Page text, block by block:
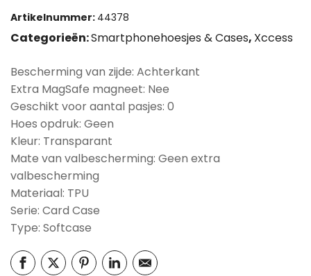
Artikelnummer: 44378
Categorieën:Smartphonehoesjes & Cases, Xccess
Bescherming van zijde: Achterkant
Extra MagSafe magneet: Nee
Geschikt voor aantal pasjes: 0
Hoes opdruk: Geen
Kleur: Transparant
Mate van valbescherming: Geen extra
valbescherming
Materiaal: TPU
Serie: Card Case
Type: Softcase